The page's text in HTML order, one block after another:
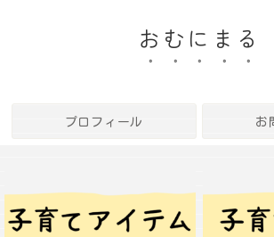
おむにまる
プロフィール お